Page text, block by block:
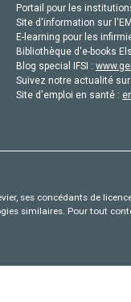
Portail pour les
Site d'information sur
E-learning pour les
Bibliothèque d'e-books
Blog special IFSI :
Suivez notre actualité
Site d'emploi en santé :
ses concédants de
similaires. Pour tout